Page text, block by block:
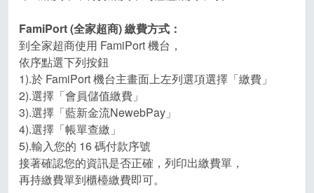
FamiPort (全家超商) 繳費方式：
到全家超商使用 FamiPort 機台，
依序點選下列按鈕
1).於 FamiPort 機台主畫面上左列選項選擇「繳費」
2).選擇「會員儲值繳費」
3).選擇「藍新金流NewebPay」
4).選擇「帳單查繳」
5).輸入您的 16 碼付款序號
接著確認您的資訊是否正確，列印出繳費單，
再持繳費單到櫃檯繳費即可。